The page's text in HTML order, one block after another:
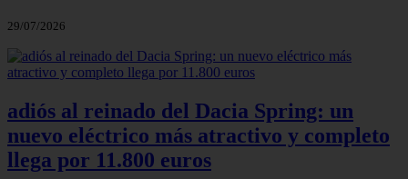
29/07/2026
adiós al reinado del Dacia Spring: un
nuevo eléctrico más atractivo y completo
llega por 11.800 euros